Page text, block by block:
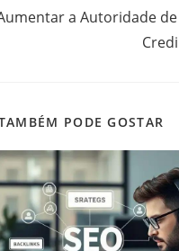
a Autoridade
PODE GOSTAR